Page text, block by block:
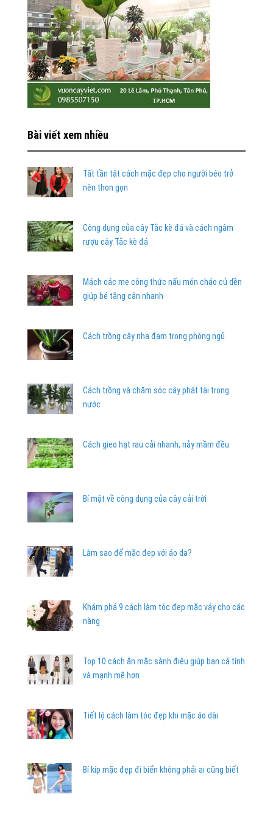
Bài viết xem nhiều
Tất tần tật cách mặc đẹp cho người béo trở
nên thon gọn
Công dụng của cây Tắc kè đá và cách ngâm
rượu cây Tắc kè đá
Mách các mẹ công thức nấu món cháo củ dền
giúp bé tăng cân nhanh
Cách trồng cây nha đam trong phòng ngủ
Cách trồng và chăm sóc cây phát tài trong
nước
Cách gieo hạt rau cải nhanh, nảy mầm đều
Bí mật về công dụng của cây cải trời
Làm sao để mặc đẹp với áo da?
Khám phá 9 cách làm tóc đẹp mặc váy cho các
nàng
Top 10 cách ăn mặc sành điệu giúp bạn cá tính
và mạnh mẽ hơn
Tiết lộ cách làm tóc đẹp khi mặc áo dài
Bí kíp mặc đẹp đi biển không phải ai cũng biết